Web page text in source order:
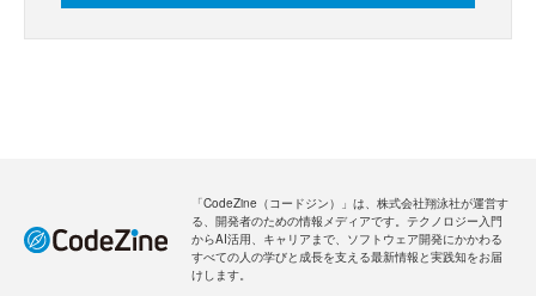
「CodeZine（コードジン）」は、株式会社翔泳社が運営す
る、開発者のための情報メディアです。テクノロジー入門
からAI活用、キャリアまで、ソフトウェア開発にかかわる
すべての人の学びと成長を支える最新情報と実践知をお届
けします。